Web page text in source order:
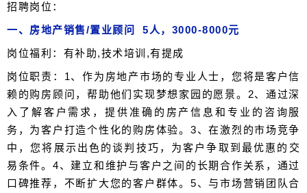
招聘岗位：
一、房地产销售/置业顾问 5人，3000-8000元
岗位福利：有补助,技术培训,有提成
岗位职责：1、作为房地产市场的专业人士，您将是客户信
赖的购房顾问，帮助他们实现梦想家园的愿景。2、通过深
入了解客户需求，提供准确的房产信息和专业的咨询服
务，为客户打造个性化的购房体验。3、在激烈的市场竞争
中，您将展示出色的谈判技巧，为客户争取到最优惠的交
易条件。4、建立和维护与客户之间的长期合作关系，通过
口碑推荐，不断扩大您的客户群体。5、与市场营销团队合